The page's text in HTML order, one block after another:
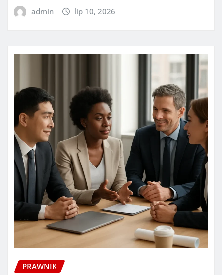
admin lip 10, 2026
PRAWNIK